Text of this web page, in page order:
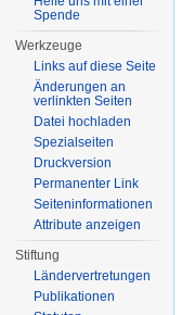
Spende
Werkzeuge
Links auf diese Seite
Änderungen an
verlinkten Seiten
Datei hochladen
Spezialseiten
Druckversion
Permanenter Link
Seiten­informationen
Attribute anzeigen
Stiftung
Ländervertretungen
Publikationen